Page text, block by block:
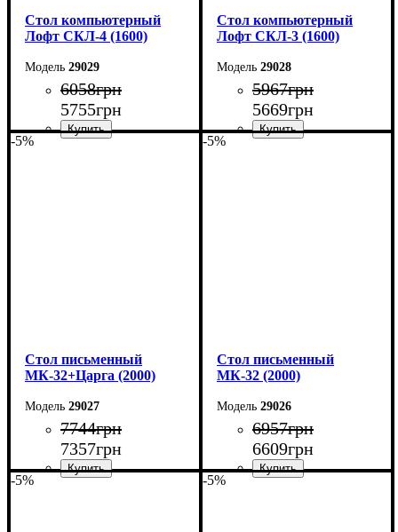
Стол компьютерный
Лофт СКЛ-4 (1600)
29029
6058грн
5755грн
Стол компьютерный
Лофт СКЛ-3 (1600)
29028
5967грн
5669грн
-5%
Cтол письменный
МК-32+Царга (2000)
29027
7744грн
7357грн
-5%
Cтол письменный
МК-32 (2000)
29026
6957грн
6609грн
-5% -5%